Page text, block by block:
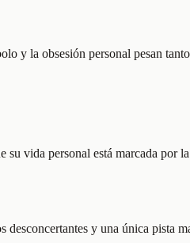
y la obsesión personal pesan
vida personal está marcada por
y una única pista